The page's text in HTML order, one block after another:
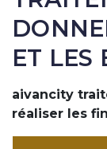
ET LES
aivancity
réaliser les